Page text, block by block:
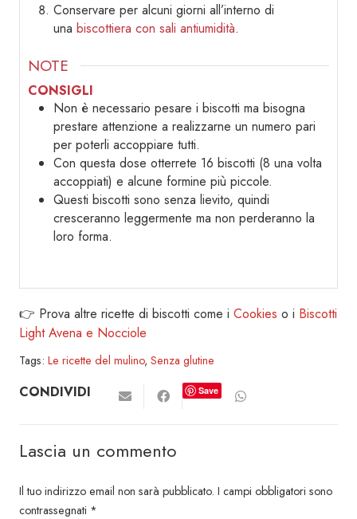
Conservare per alcuni giorni all’interno di
una biscottiera con sali antiumidità.
NOTE
CONSIGLI
Non è necessario pesare i biscotti ma bisogna
prestare attenzione a realizzarne un numero pari
per poterli accoppiare tutti.
Con questa dose otterrete 16 biscotti (8 una volta
accoppiati) e alcune formine più piccole.
Questi biscotti sono senza lievito, quindi
cresceranno leggermente ma non perderanno la
loro forma.
👉 Prova altre ricette di biscotti come i Cookies o i Biscotti
Light Avena e Nocciole
Tags: Le ricette del mulino, Senza glutine
CONDIVIDI Save
Lascia un commento
Il tuo indirizzo email non sarà pubblicato. I campi obbligatori sono
contrassegnati *